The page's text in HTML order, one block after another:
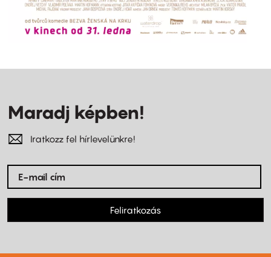
Maradj képben!
Iratkozz fel hírlevelünkre!
Feliratkozás